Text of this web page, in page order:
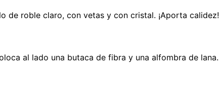
de roble claro, con vetas y con cristal. ¡Aporta calidez!
al lado una butaca de fibra y una alfombra de lana.